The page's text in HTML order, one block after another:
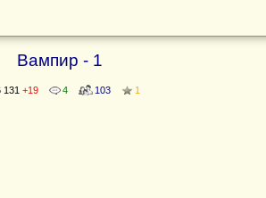
Вампир - 1
131 +19 4 103 1